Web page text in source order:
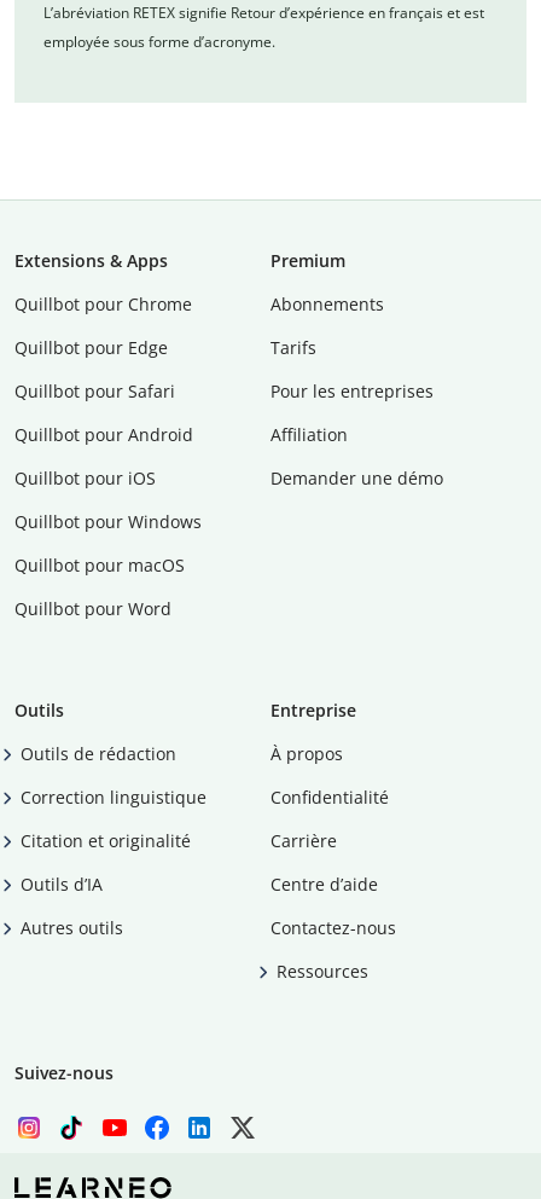
L’abréviation RETEX signifie Retour d’expérience en français et est
employée sous forme d’acronyme.
Extensions & Apps
Quillbot pour Chrome
Quillbot pour Edge
Quillbot pour Safari
Quillbot pour Android
Quillbot pour iOS
Quillbot pour Windows
Quillbot pour macOS
Quillbot pour Word
Premium
Abonnements
Tarifs
Pour les entreprises
Affiliation
Demander une démo
Outils
Outils de rédaction
Correction linguistique
Citation et originalité
Outils d’IA
Autres outils
Entreprise
À propos
Confidentialité
Carrière
Centre d’aide
Contactez-nous
Ressources
Suivez-nous